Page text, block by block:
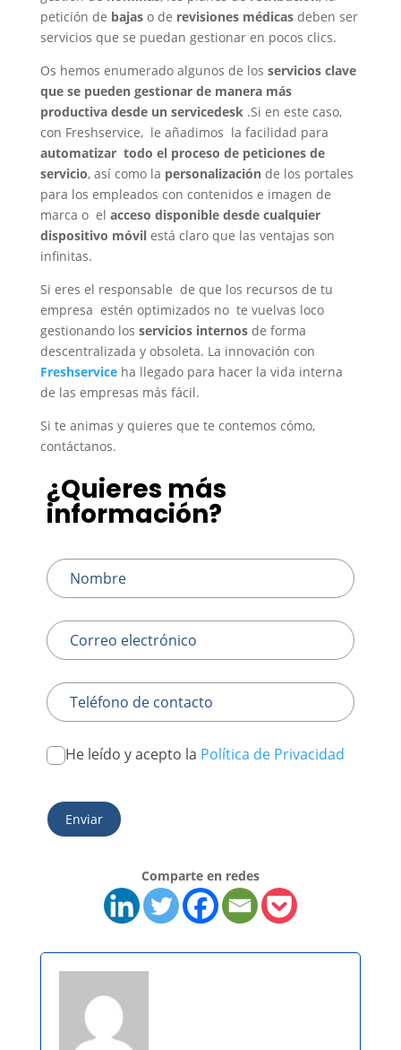
petición de bajaso de revisiones médicasdeben ser
servicios que se puedan gestionar en pocos clics.
Os hemos enumerado algunos de los servicios clave
que se pueden gestionar de manera más
productiva desde un servicedesk.Si en este caso,
con Freshservice, le añadimos la facilidad para
automatizar todo el proceso de peticiones de
servicio, así como la personalizaciónde los portales
para los empleados con contenidos e imagen de
marca o el acceso disponible desde cualquier
dispositivo móvilestá claro que las ventajas son
infinitas.
Si eres el responsable de que los recursos de tu
empresa estén optimizados no te vuelvas loco
gestionando los servicios internosde forma
descentralizada y obsoleta. La innovación con
Freshserviceha llegado para hacer la vida interna
de las empresas más fácil.
Si te animas y quieres que te contemos cómo,
contáctanos.
Leave
this
field
¿Quieres más
información?
He leído y acepto la Política de Privacidad
Enviar
Comparte en redes